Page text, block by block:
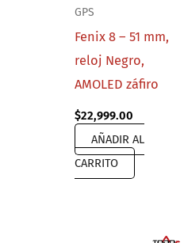
GPS
Fenix 8 – 51 mm,
reloj Negro,
AMOLED záfiro
$22,999.00
AÑADIR AL
CARRITO